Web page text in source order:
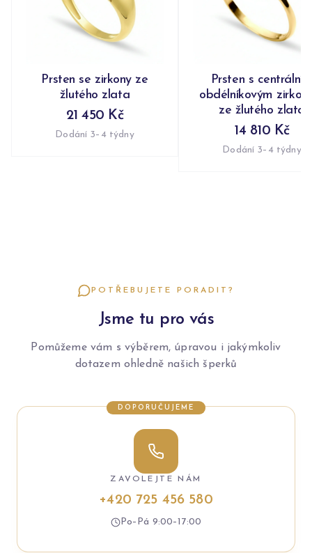
Prsten se zirkony ze
žlutého zlata
21 450 Kč
Dodání 3–4 týdny
Prsten s
obdélníkovým
ze žlutého zlata
14 810 Kč
Dodání 3–4 týdny
POTŘEBUJETE PORADIT?
Jsme tu pro vás
Pomůžeme vám s výběrem, úpravou i jakýmkoliv
dotazem ohledně našich šperků
DOPORUČUJEME
ZAVOLEJTE NÁM
+420 725 456 580
Po–Pá 9:00–17:00